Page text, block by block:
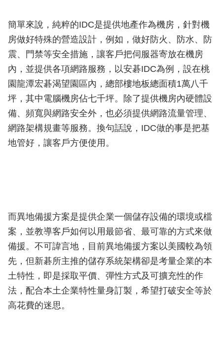
簡單來說，純粹的IDC是提供地產作為機房，針對機
房做好特殊的營造設計，例如，做好防火、防水、防
震、門禁等安全措施，讓客戶把伺服器寄放在機房
內，並提供各項網路服務，以安碁IDC為例，設在桃
園龍潭宏碁渴望園區內，總部樓地板總面積1萬八千
坪，其中電腦機房佔七千坪。除了提供機房內硬體設
備、頻寬與網路安全外，也必須提供網路流量管理、
網路架構規畫等服務。換句話說，IDC做的事是把基
地管好，讓客戶方便使用。
而異地備援方案是提供企業一個儲存設備的環境或檔
案，並教導客戶如何以用最節省、最可靠的方式來做
備援。不可諱言地，目前異地備援方案以美國較為領
先，但新碁所主推的儲存系統架構卻是考量企業的本
土特性，即是採取平價、彈性方式及可擴充性的作
法，配合本土企業特性量身訂製，希望打破安全等於
高花費的迷思。